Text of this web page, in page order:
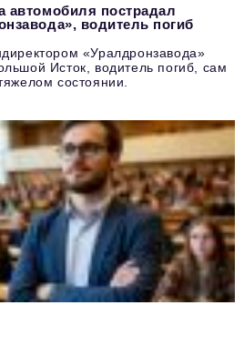
автомобиля пострадал
водитель погиб
«Уралдронзавода»
Исток, водитель погиб, сам
состоянии.